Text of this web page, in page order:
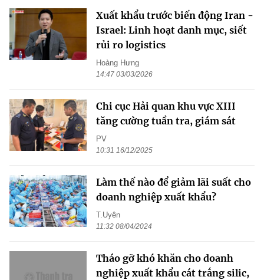
Xuất khẩu trước biến động Iran -
Israel: Linh hoạt danh mục, siết
rủi ro logistics
Hoàng Hưng
14:47 03/03/2026
Chi cục Hải quan khu vực XIII
tăng cường tuần tra, giám sát
PV
10:31 16/12/2025
Làm thế nào để giảm lãi suất cho
doanh nghiệp xuất khẩu?
T.Uyên
11:32 08/04/2024
Tháo gỡ khó khăn cho doanh
nghiệp xuất khẩu cát trắng silic,